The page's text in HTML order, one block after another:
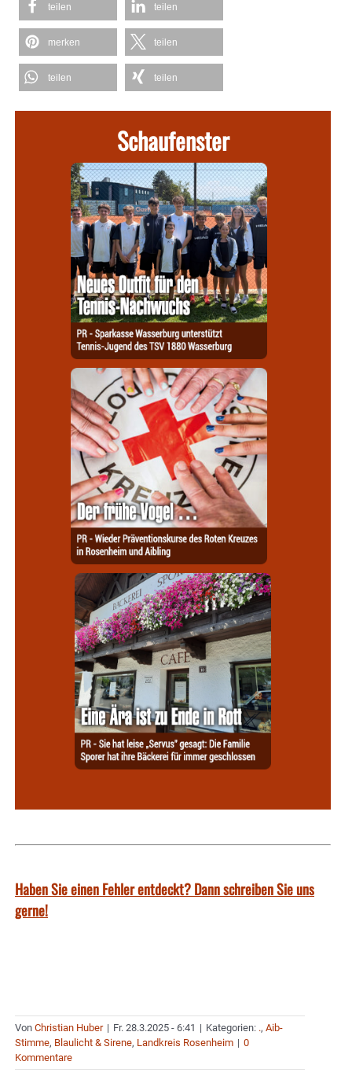
teilen teilen
merken teilen
teilen teilen
Schaufenster
Haben Sie einen Fehler entdeckt? Dann schreiben Sie uns
gerne!
Von Christian Huber | Fr. 28.3.2025 - 6:41 | Kategorien: ., Aib-
Stimme, Blaulicht & Sirene, Landkreis Rosenheim | 0
Kommentare